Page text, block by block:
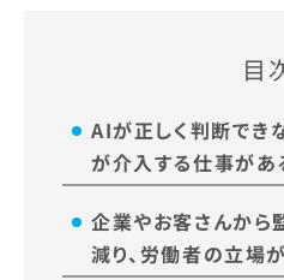
目
AIが正しく判断でき
が介入する仕事があ
企業やお客さんから
減り、労働者の立場